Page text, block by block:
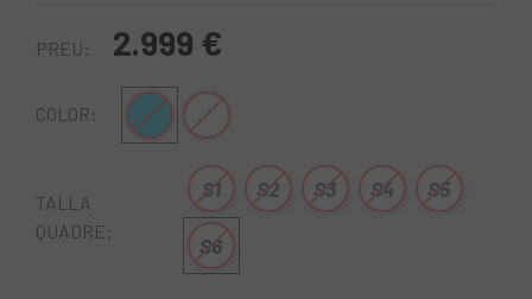
PREU: 2.999 €
COLOR: Blau Blanc
TALLA
QUADRE:
S1 S2 S3 S4 S5
S6